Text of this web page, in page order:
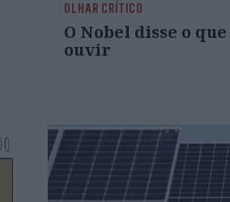
OLHAR CRÍTICO
O Nobel disse o
ouvir